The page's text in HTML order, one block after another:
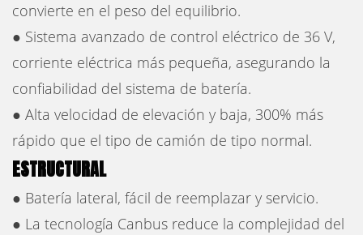
convierte en el peso del equilibrio.
● Sistema avanzado de control eléctrico de 36 V,
corriente eléctrica más pequeña, asegurando la
confiabilidad del sistema de batería.
● Alta velocidad de elevación y baja, 300% más
rápido que el tipo de camión de tipo normal.
ESTRUCTURAL
● Batería lateral, fácil de reemplazar y servicio.
● La tecnología Canbus reduce la complejidad del